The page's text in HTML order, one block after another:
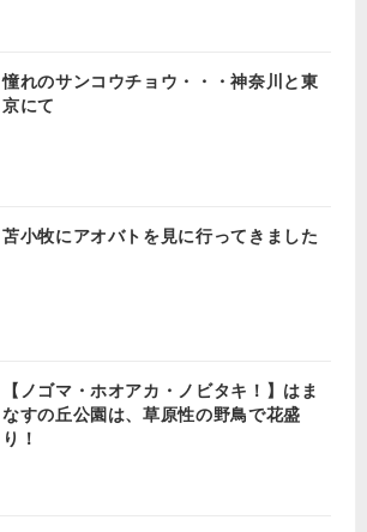
憧れのサンコウチョウ・・・神奈川と東
京にて
苫小牧にアオバトを見に行ってきました
【ノゴマ・ホオアカ・ノビタキ！】はま
なすの丘公園は、草原性の野鳥で花盛
り！